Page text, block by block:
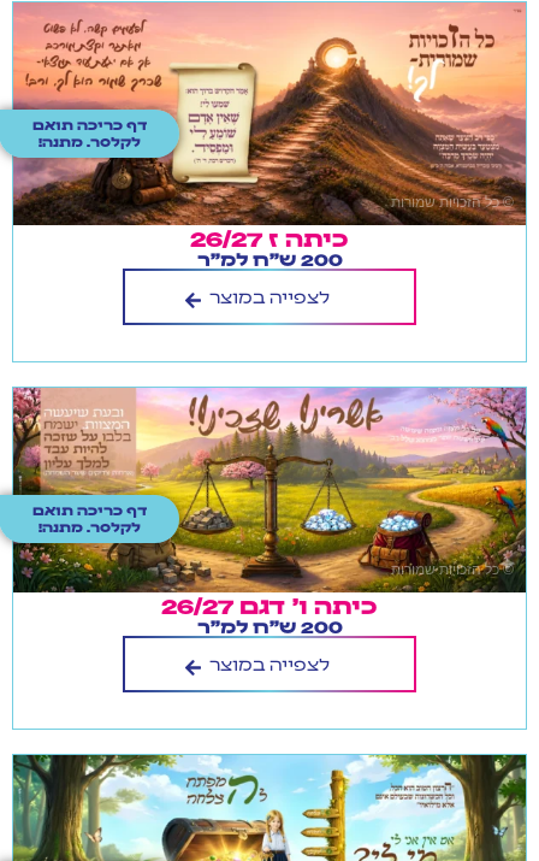
דף כריכה תואם
לקלסר. מתנה!
כיתה ז 26/27
200 ש"ח למ"ר
לצפייה במוצר
דף כריכה תואם
לקלסר. מתנה!
כיתה ו' דגם 26/27
200 ש"ח למ"ר
לצפייה במוצר